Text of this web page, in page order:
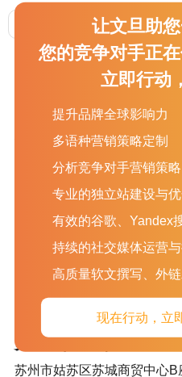
疫情当前，如何告知国外客户货期延误？
服务项目
GOOGLE 广告
社交媒体营销
关于我
加入我
客户评
收款信
苏州（总部）
苏州市姑苏区苏城商贸中心B
让文旦助您
您的竞争对手正
立即行动
提升品牌全球影响力
多语种营销策略定制
分析竞争对手营销策
专业的独立站建设与
有效的谷歌、Yandex
持续的社交媒体运营
高质量软文撰写、外
现在行动，立